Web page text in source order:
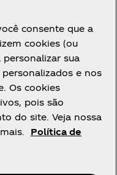
consente que a
cookies (ou
sua
e nos
Os cookies
pois são
do site. Veja nossa
Política de